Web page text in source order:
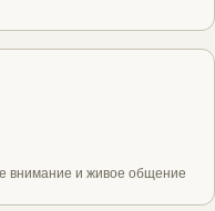
внимание и живое общение